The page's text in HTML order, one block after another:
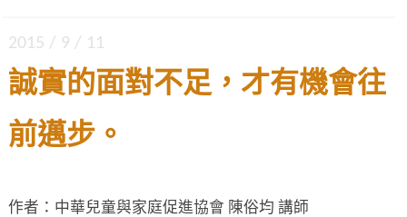
2015 / 9 / 11
誠實的面對不足，才有機會往
前邁步。
作者：中華兒童與家庭促進協會 陳俗均 講師